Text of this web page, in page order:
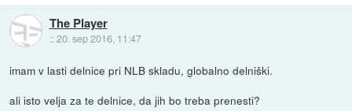
The Player
::20. sep 2016, 11:47
imam v lasti delnice pri NLB skladu, globalno delniški.
ali isto velja za te delnice, da jih bo treba prenesti?